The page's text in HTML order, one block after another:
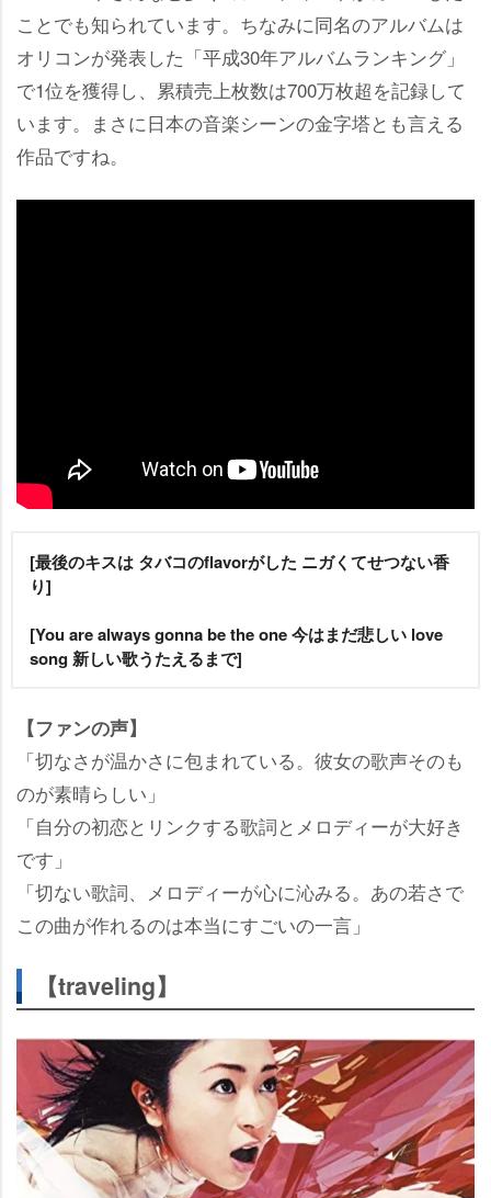
ことでも知られています。ちなみに同名のアルバムは
オリコンが発表した「平成30年アルバムランキング」
で1位を獲得し、累積売上枚数は700万枚超を記録して
います。まさに日本の音楽シーンの金字塔とも言える
作品ですね。
[最後のキスは タバコのflavorがした ニガくてせつない香
り]
[You are always gonna be the one 今はまだ悲しい love
song 新しい歌うたえるまで]
【ファンの声】
「切なさが温かさに包まれている。彼女の歌声そのも
のが素晴らしい」
「自分の初恋とリンクする歌詞とメロディーが大好き
です」
「切ない歌詞、メロディーが心に沁みる。あの若さで
この曲が作れるのは本当にすごいの一言」
【traveling】